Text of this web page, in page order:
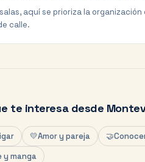
aquí se prioriza la organización
calle.
te interesa desde
💛Amor y pareja 🤝
y manga